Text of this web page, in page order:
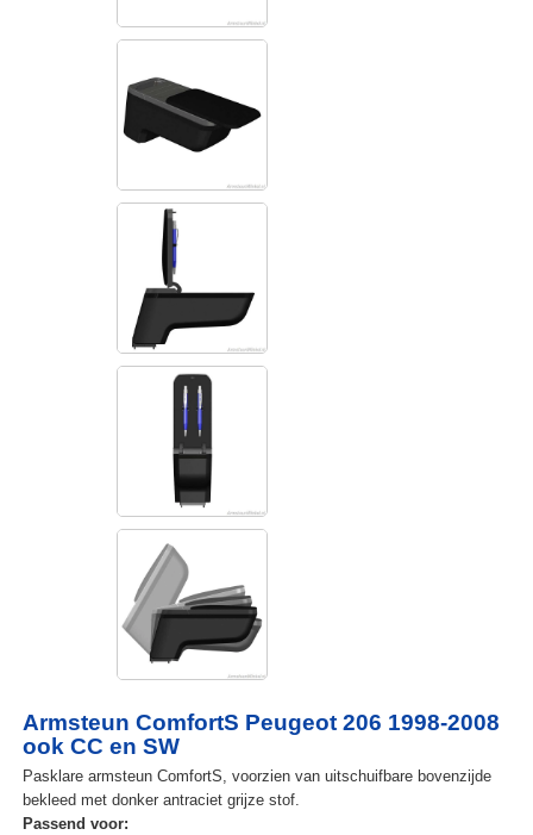
Armsteun ComfortS Peugeot 206 1998-2008
ook CC en SW
Pasklare armsteun ComfortS, voorzien van uitschuifbare bovenzijde
bekleed met donker antraciet grijze stof.
Passend voor: